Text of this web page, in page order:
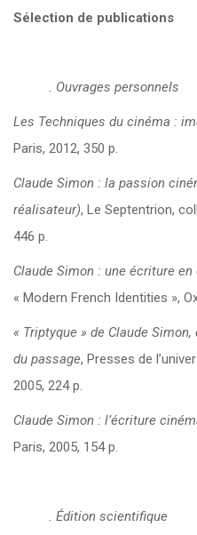
Sélection de publications
. Ouvrages personnels
Les Techniques du cinéma :
Paris, 2012, 350 p.
Claude Simon : la passion
réalisateur), Le Septentrion,
446 p.
Claude Simon : une écriture en
« Modern French Identities »,
« Triptyque » de Claude
du passage, Presses de
2005, 224 p.
Claude Simon : l’écriture
Paris, 2005, 154 p.
. Édition scientifique